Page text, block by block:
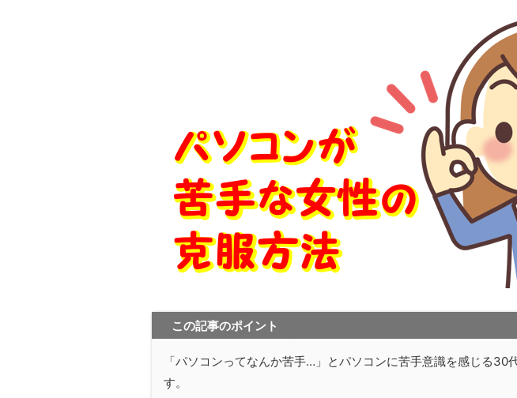
この記事のポイント
「パソコンってなんか苦手…」とパソコンに苦手意識を感じる30
す。